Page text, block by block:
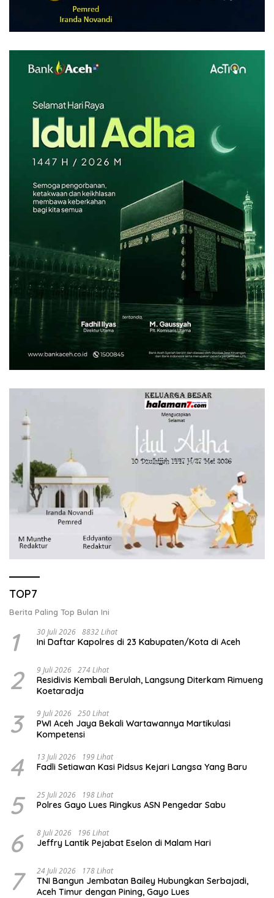
TOP7
Berita Paling Top Bulan Ini
1 30 Juli 2026 8832 Lihat
Ini Daftar Kapolres di 23 Kabupaten/Kota di Aceh
2 9 Juli 2026 274 Lihat
Residivis Kembali Berulah, Langsung Diterkam Rimueng
Koetaradja
3 9 Juli 2026 250 Lihat
PWI Aceh Jaya Bekali Wartawannya Martikulasi
Kompetensi
4 13 Juli 2026 199 Lihat
Fadli Setiawan Kasi Pidsus Kejari Langsa Yang Baru
5 25 Juli 2026 198 Lihat
Polres Gayo Lues Ringkus ASN Pengedar Sabu
6 8 Juli 2026 196 Lihat
Jeffry Lantik Pejabat Eselon di Malam Hari
7 24 Juli 2026 178 Lihat
TNI Bangun Jembatan Bailey Hubungkan Serbajadi,
Aceh Timur dengan Pining, Gayo Lues